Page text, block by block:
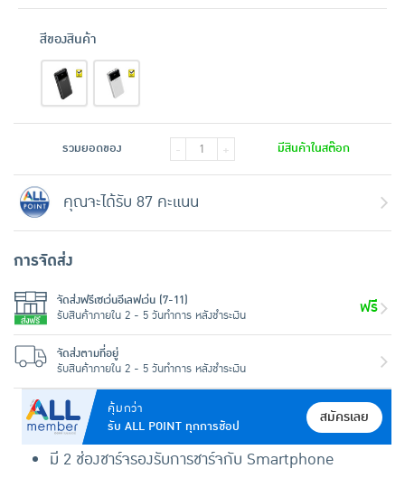
คุ้มกว่า
รับ ALL POINT ทุกการช้อป
สมัครเลย
มี 2 ช่องชาร์จรองรับการชาร์จกับ Smartphone
สีของสินค้า
รวมยอดของ - + มีสินค้าในสต๊อก
คุณจะได้รับ 87 คะแนน
การจัดส่ง
จัดส่งฟรีเซเว่นอีเลฟเว่น (7-11)
รับสินค้าภายใน 2 - 5 วันทำการ หลังชำระเงิน
ฟรี
จัดส่งตามที่อยู่
รับสินค้าภายใน 2 - 5 วันทำการ หลังชำระเงิน